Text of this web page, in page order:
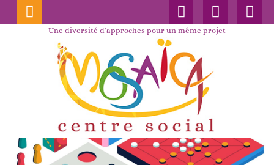
Une diversité d’approches pour un même projet